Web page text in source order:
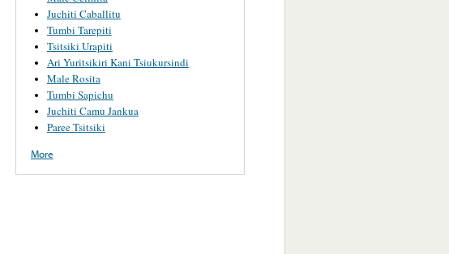
Juchiti Caballitu
Tumbi Tarepiti
Tsitsiki Urapiti
Ari Yuritsikiri Kani Tsiukursindi
Male Rosita
Tumbi Sapichu
Juchiti Camu Jankua
Paree Tsitsiki
More